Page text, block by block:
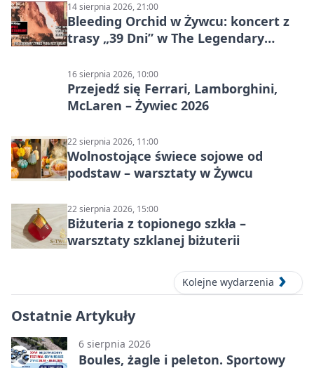
14 sierpnia 2026, 21:00
Bleeding Orchid w Żywcu: koncert z
trasy „39 Dni” w The Legendary
16 sierpnia 2026, 10:00
Przejedź się Ferrari, Lamborghini,
McLaren – Żywiec 2026
22 sierpnia 2026, 11:00
Wolnostojące świece sojowe od
podstaw – warsztaty w Żywcu
22 sierpnia 2026, 15:00
Biżuteria z topionego szkła –
warsztaty szklanej biżuterii
Kolejne wydarzenia
Ostatnie Artykuły
6 sierpnia 2026
Boules, żagle i peleton. Sportowy